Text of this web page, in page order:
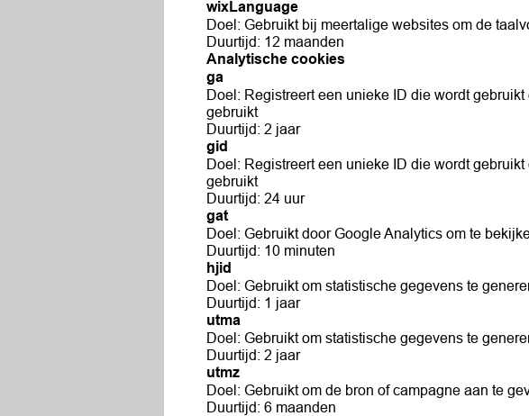
wixLanguage
Doel: Gebruikt bij meertalige websites om de
Duurtijd: 12 maanden
Analytische cookies
ga
Doel: Registreert een unieke ID die wordt
gebruikt
Duurtijd: 2 jaar
gid
Doel: Registreert een unieke ID die wordt
gebruikt
Duurtijd: 24 uur
gat
Doel: Gebruikt door Google Analytics om te
Duurtijd: 10 minuten
hjid
Doel: Gebruikt om statistische gegevens te
Duurtijd: 1 jaar
utma
Doel: Gebruikt om statistische gegevens te
Duurtijd: 2 jaar
utmz
Doel: Gebruikt om de bron of campagne aan te
Duurtijd: 6 maanden